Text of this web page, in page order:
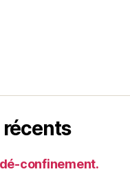
confinement.